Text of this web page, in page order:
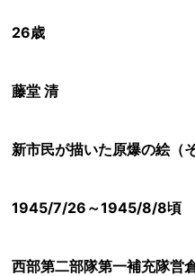
26歳
藤堂 清
新市民が描いた原爆の絵（
1945/7/26～1945/8/8頃
西部第二部隊第一補充隊営